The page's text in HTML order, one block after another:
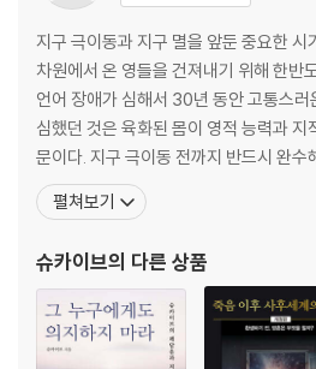
뜻이 지지 않는 곳에 길이 생긴다
시련이 인간을 강하게 만든다
리스크는 기꺼이 감수하라
어디 두고 봐, 누가 이기는지!
결과의 관점에서 생각하라
〈시크릿 에피소드 - 사람이 인생의 모닥불이
나를 죽이지 못하는 시련은 나를 더 단단하
자존심 따위는 개나 줘버려라
믿음의 주문을 외워라, ‘된다, 된다, 나는 된다
지구 극이동과 지구 멸을 앞둔 중요한 시
차원에서 온 영들을 건져내기 위해 한반
언어 장애가 심해서 30년 동안 고통스러
심했던 것은 육화된 몸이 영적 능력과 지
문이다. 지구 극이동 전까지 반드시 완수해야 할 역할과 사명에는 인
류의 의식 성장이 있다. 더불어 인류의 차
에서 육화한 영 중에 카르마나 에너지장
5%의 인류들은 아버지 창조주께서 예비
펼쳐보기
슈카이브의 다른 상품